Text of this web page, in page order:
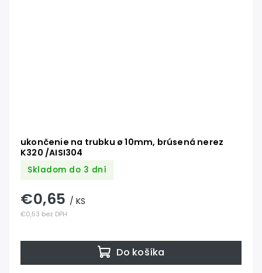
ukončenie na trubku ø 10mm, brúsená nerez
K320 /AISI304
Skladom do 3 dní
€0,53 bez DPH
€0,65 / KS
Do košíka